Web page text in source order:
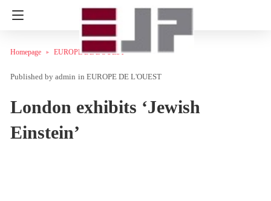
Homepage EUROPE DE L'OUEST
admin in EUROPE DE L'OUEST
London exhibits ‘Jewish
Einstein’